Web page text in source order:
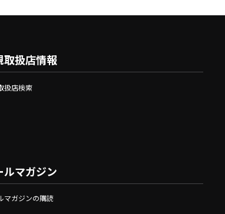
取扱店情報
扱店検索
ルマガジン
マガジンの購読